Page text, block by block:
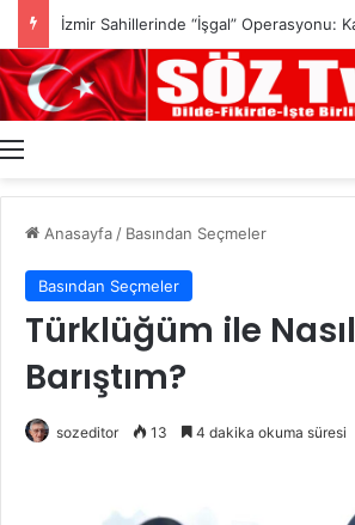
Menü
Anasayfa / Basından Seçmeler
Basından Seçmeler
Türklüğüm ile Nasıl
Barıştım?
sozeditor 13 4 dakika okuma süresi